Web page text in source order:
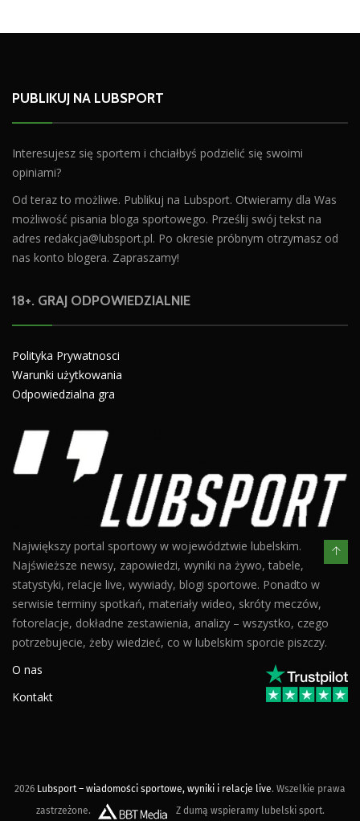
PUBLIKUJ NA LUBSPORT
Interesujesz się sportem i chciałbyś podzielić się swoimi
opiniami?
Od teraz to możliwe. Publikuj na Lubsport. Otwieramy dla Was
możliwość pisania bloga sportowego. Prześlij swój tekst na
adres redakcja@lubsport.pl. Po okresie próbnym otrzymasz od
nas konto blogera. Zapraszamy!
18+. GRAJ ODPOWIEDZIALNIE
Polityka Prywatnosci
Warunki użytkowania
Odpowiedzialna gra
Największy portal sportowy w województwie lubelskim.
Najświeższe newsy, zapowiedzi, wyniki na żywo, tabele,
statystyki, relacje live, wywiady, blogi sportowe. Ponadto w
serwisie terminy spotkań, materiały wideo, skróty meczów,
fotorelacje, dokładne zestawienia, analizy – wszystko, czego
potrzebujecie, żeby wiedzieć, co w lubelskim sporcie piszczy.
O nas
Kontakt
2026 Lubsport – wiadomości sportowe, wyniki i relacje live. Wszelkie prawa
zastrzeżone.
Z dumą wspieramy lubelski sport.